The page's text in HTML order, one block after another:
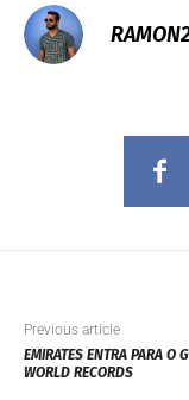
Previous article
EMIRATES ENTRA PARA O
WORLD RECORDS